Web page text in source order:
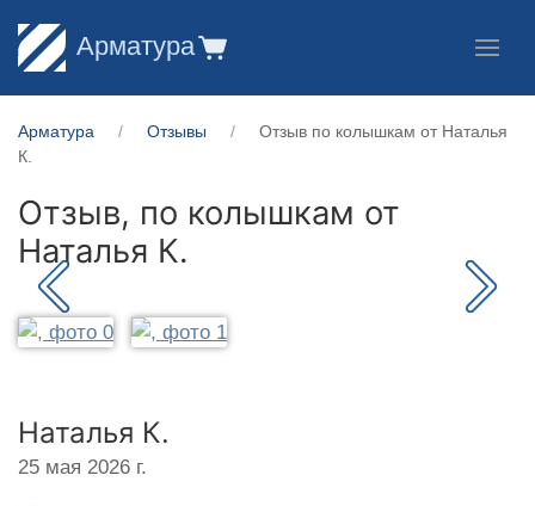
Арматура
Арматура Отзывы
Отзыв по колышкам от Наталья
К.
Отзыв, по колышкам от
Наталья К.
Наталья К.
25 мая 2026 г.